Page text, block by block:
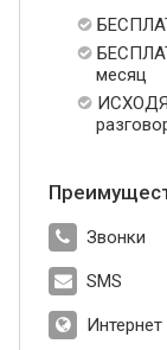
месяц
Звонки
SMS
Интернет